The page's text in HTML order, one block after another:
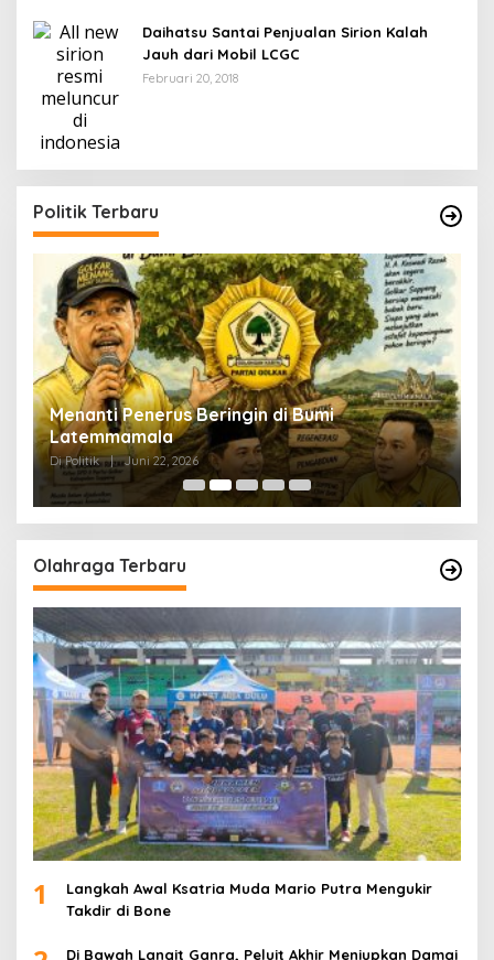
Daihatsu Santai Penjualan Sirion Kalah
Jauh dari Mobil LCGC
Februari 20, 2018
Politik Terbaru
Menanti Penerus Beringin di Bumi
Latemmamala
Di Politik | Juni 22, 2026
Olahraga Terbaru
1
Langkah Awal Ksatria Muda Mario Putra Mengukir
Takdir di Bone
Di Bawah Langit Ganra, Peluit Akhir Meniupkan Damai